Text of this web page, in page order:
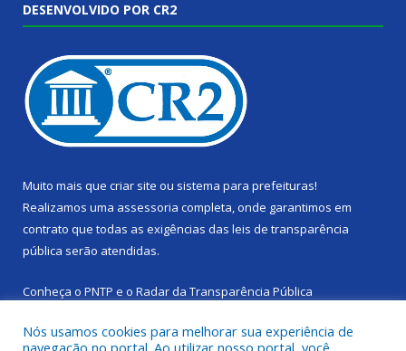
DESENVOLVIDO POR CR2
Muito mais que criar site ou sistema para prefeituras!
Realizamos uma assessoria completa, onde garantimos em
contrato que todas as exigências das leis de transparência
pública serão atendidas.
Conheça o PNTP e o Radar da Transparência Pública
Nós usamos cookies para melhorar sua experiência de
navegação no portal. Ao utilizar nosso portal, você